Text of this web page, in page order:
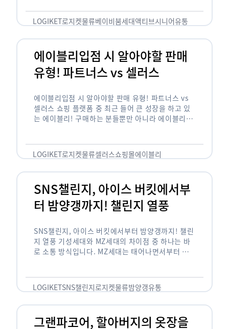
오고 있습니다. 하지만 사회가 늙어가는 …
LOGIKET로지켓물류베이비붐세대액티브시니어유통
에이블리입점 시 알아야할 판매
유형! 파트너스 vs 셀러스
에이블리입점 시 알아야할 판매 유형! 파트너스 vs
셀러스 쇼핑 플랫폼 중 최근 들어 큰 성장을 하고 있
는 에이블리! 구매하는 분들뿐만 아니라 에이블리에
LOGIKET로지켓물류셀러스쇼핑몰에이블리
SNS챌린지, 아이스 버킷에서부
터 밤양갱까지! 챌린지 열풍
SNS챌린지, 아이스 버킷에서부터 밤양갱까지! 챌린
지 열풍 기성세대와 MZ세대의 차이점 중 하나는 바
로 소통 방식입니다. MZ세대는 태어나면서부터 디
도 능숙한 …
LOGIKETSNS챌린지로지켓물류밤양갱유통
그랜파코어, 할아버지의 옷장을